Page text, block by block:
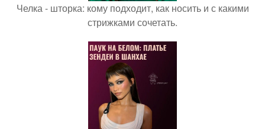
Челка - шторка: кому подходит, как носить и с какими
стрижками сочетать.